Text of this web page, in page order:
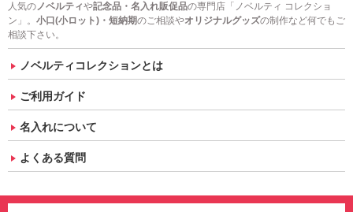
人気のノベルティや記念品・名入れ販促品の専門店「ノベルティ コレクショ
ン」。 小口(小ロット)・短納期のご相談やオリジナルグッズの制作など何でもご
相談下さい。
ノベルティコレクションとは
ご利用ガイド
名入れについて
よくある質問